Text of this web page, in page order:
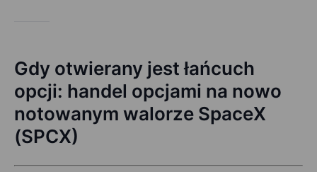
Gdy otwierany jest łańcuch
opcji: handel opcjami na nowo
notowanym walorze SpaceX
(SPCX)